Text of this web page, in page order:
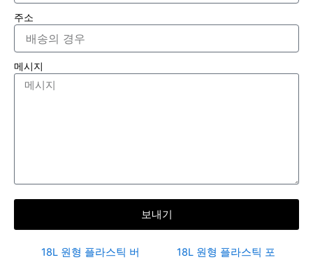
주소
메시지
보내기
18L 원형 플라스틱 버
18L 원형 플라스틱 포